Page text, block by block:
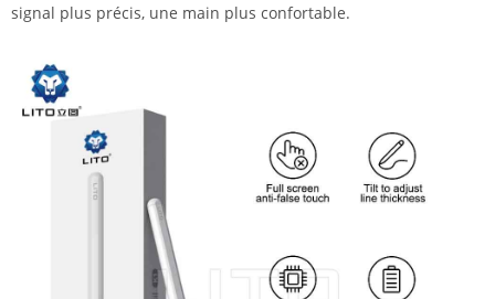
signal plus précis, une main plus confortable.